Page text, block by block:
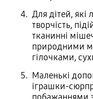
Для дітей, які
творчість,
тканинні
природними
гілочками,
Маленькі
іграшки-